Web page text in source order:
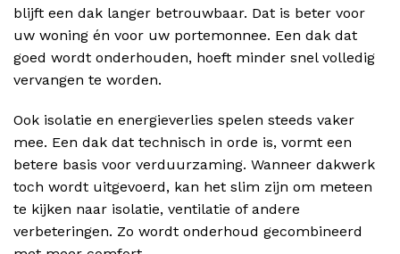
blijft een dak langer betrouwbaar. Dat is beter voor
uw woning én voor uw portemonnee. Een dak dat
goed wordt onderhouden, hoeft minder snel volledig
vervangen te worden.
Ook isolatie en energieverlies spelen steeds vaker
mee. Een dak dat technisch in orde is, vormt een
betere basis voor verduurzaming. Wanneer dakwerk
toch wordt uitgevoerd, kan het slim zijn om meteen
te kijken naar isolatie, ventilatie of andere
verbeteringen. Zo wordt onderhoud gecombineerd